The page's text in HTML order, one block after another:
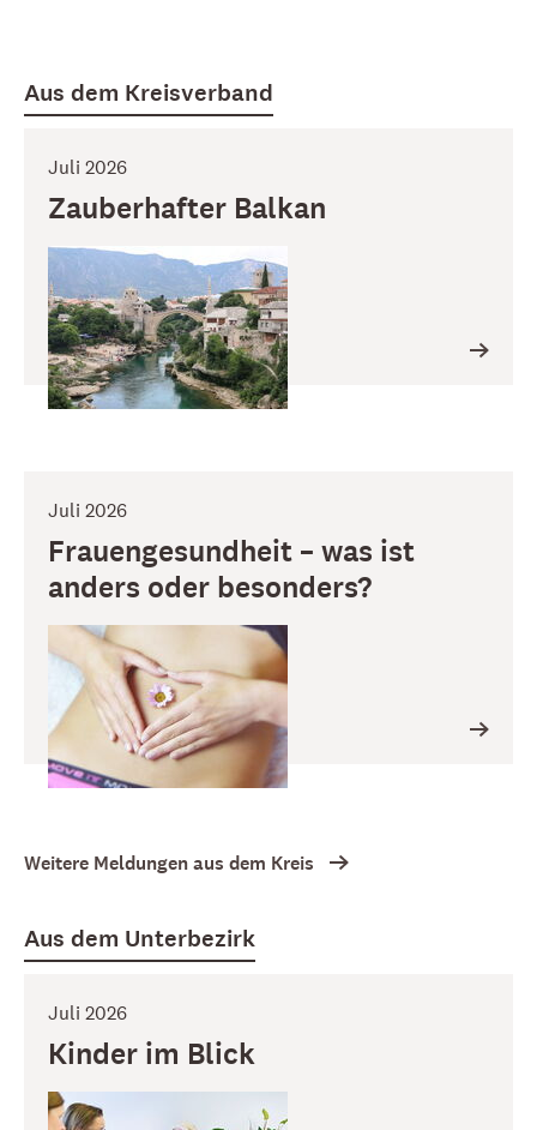
Aus dem Kreisverband
Juli 2026
Zauberhafter Balkan
Juli 2026
Frauengesundheit – was ist
anders oder besonders?
Weitere Meldungen aus dem Kreis
Aus dem Unterbezirk
Juli 2026
Kinder im Blick